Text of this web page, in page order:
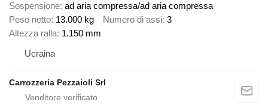
Sospensione ad aria compressa/ad aria compressa
Peso netto 13.000 kg Numero di assi 3
Altezza ralla 1.150 mm
Ucraina
Carrozzeria Pezzaioli Srl